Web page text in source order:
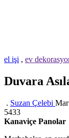
el işi , ev
Duvara
. Suzan Çelebi
5433
Kanaviçe Panolar